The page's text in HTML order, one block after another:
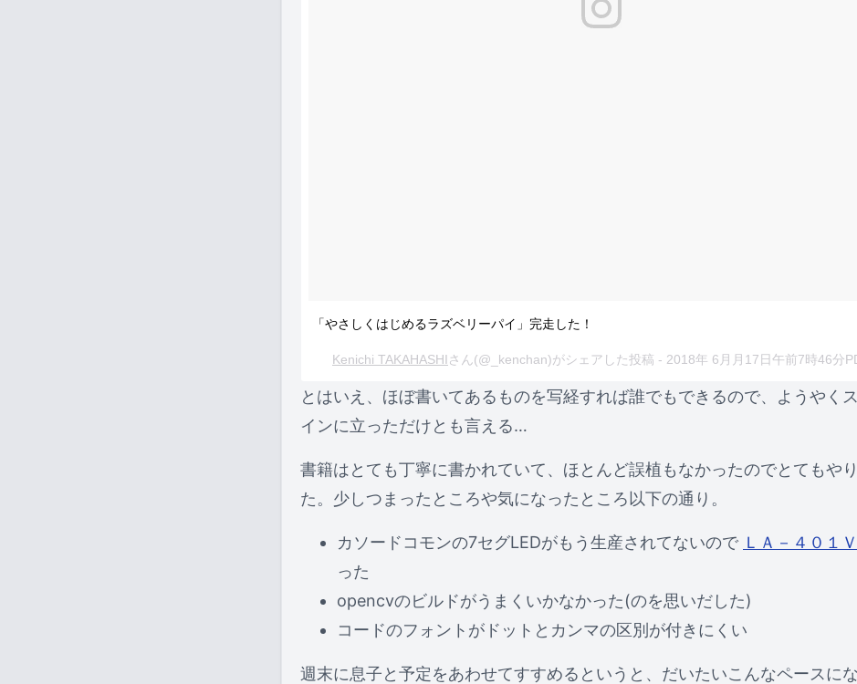
「やさしくはじめるラズベリーパイ」完走した！
Kenichi TAKAHASHIさん(@_kenchan)がシェアした投稿 - 2018年 6月月17日午前7時46分
とはいえ、ほぼ書いてあるものを写経すれば誰でもできるので、ようやく
インに立っただけとも言える…
書籍はとても丁寧に書かれていて、ほとんど誤植もなかったのでとてもや
た。少しつまったところや気になったところ以下の通り。
カソードコモンの7セグLEDがもう生産されてないので ＬＡ－４０１
った
opencvのビルドがうまくいかなかった(のを思いだした)
コードのフォントがドットとカンマの区別が付きにくい
週末に息子と予定をあわせてすすめるというと、だいたいこんなペースに